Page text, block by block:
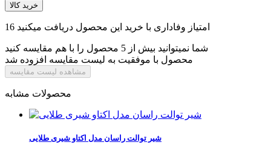
خرید کالا
16 امتیاز وفاداری با خرید این محصول دریافت میکنید
شما نمیتوانید بیش از 5 محصول را با هم مقایسه کنید
محصول با موفقیت به لیست مقایسه افزوده شد
مشاهده لیست مقایسه
محصولات مشابه
شیر توالت راسان مدل اکتاو شیری طلایی